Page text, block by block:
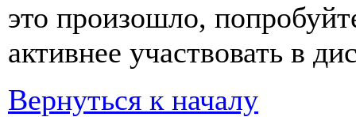
это произошло,
активнее участвовать в
Вернуться к началу